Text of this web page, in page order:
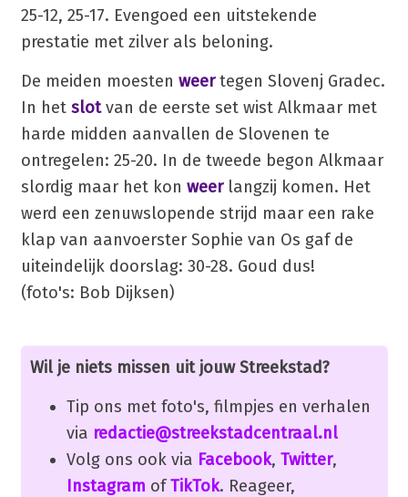
25-12, 25-17. Evengoed een uitstekende
prestatie met zilver als beloning.
De meiden moesten weertegen Slovenj Gradec.
In hetslotvan de eerste set wist Alkmaar met
harde midden aanvallen de Slovenen te
ontregelen: 25-20. In de tweede begon Alkmaar
slordig maar het kon weerlangzij komen. Het
werd een zenuwslopende strijd maar een rake
klap van aanvoerster Sophie van Os gaf de
uiteindelijk doorslag: 30-28. Goud dus!
(foto's: Bob Dijksen)
Wil je niets missen uit jouw Streekstad?
Tip ons met foto's, filmpjes en verhalen
via redactie@streekstadcentraal.nl
Volg ons ook via Facebook, Twitter,
Instagram ofTikTok. Reageer,